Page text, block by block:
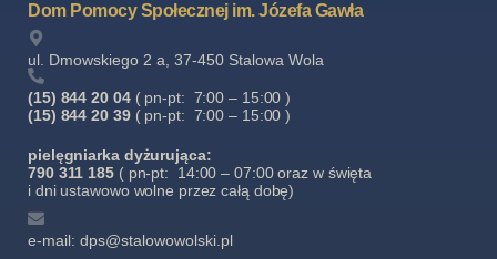
Dom Pomocy Społecznej im. Józefa Gawła
ul. Dmowskiego 2 a, 37-450 Stalowa Wola
(15) 844 20 04 ( pn-pt: 7:00 – 15:00 )
(15) 844 20 39( pn-pt: 7:00 – 15:00 )
pielęgniarka dyżurująca:
790 311 185( pn-pt: 14:00 – 07:00 oraz w święta
i dni ustawowo wolne przez całą dobę)
e-mail: dps@stalowowolski.pl